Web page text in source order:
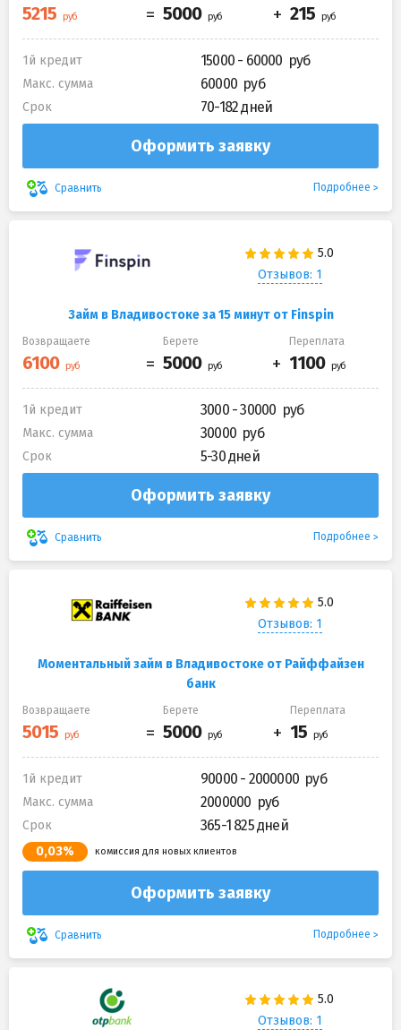
1й кредит 15000 - 60000
Макс. сумма 60000
Срок 70-182 дней
Оформить заявку
Сравнить Подробнее
Отзывов: 1
Займ в Владивостоке за 15 минут от Finspin
Возвращаете Берете Переплата
1й кредит 3000 - 30000
Макс. сумма 30000
Срок 5-30 дней
Оформить заявку
Сравнить Подробнее
Отзывов: 1
Моментальный займ в Владивостоке от Райффайзен
банк
Возвращаете Берете Переплата
1й кредит 90000 - 2000000
Макс. сумма 2000000
Срок 365-1 825 дней
0,03% комиссия для новых клиентов
Оформить заявку
Сравнить Подробнее
Отзывов: 1